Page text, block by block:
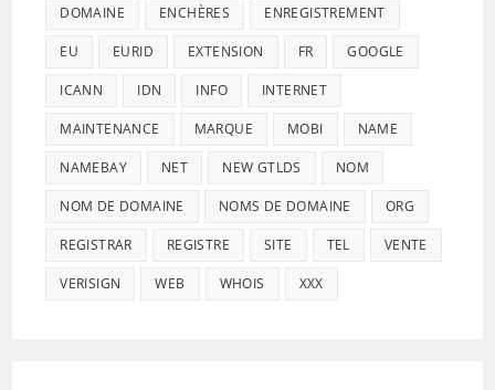
DOMAINE ENCHÈRES ENREGISTREMENT
EU EURID EXTENSION FR GOOGLE
ICANN IDN INFO INTERNET
MAINTENANCE MARQUE MOBI NAME
NAMEBAY NET NEW GTLDS NOM
NOM DE DOMAINE NOMS DE DOMAINE ORG
REGISTRAR REGISTRE SITE TEL VENTE
VERISIGN WEB WHOIS XXX